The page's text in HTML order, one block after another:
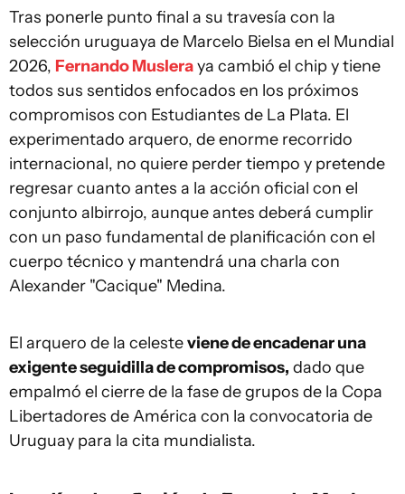
Tras ponerle punto final a su travesía con la
selección uruguaya de Marcelo Bielsa en el Mundial
2026, Fernando Musleraya cambió el chip y tiene
todos sus sentidos enfocados en los próximos
compromisos con Estudiantes de La Plata. El
experimentado arquero, de enorme recorrido
internacional, no quiere perder tiempo y pretende
regresar cuanto antes a la acción oficial con el
conjunto albirrojo, aunque antes deberá cumplir
con un paso fundamental de planificación con el
cuerpo técnico y mantendrá una charla con
Alexander "Cacique" Medina.
El arquero de la celesteviene de encadenar una
exigente seguidilla de compromisos, dado que
empalmó el cierre de la fase de grupos de la Copa
Libertadores de América con la convocatoria de
Uruguay para la cita mundialista.